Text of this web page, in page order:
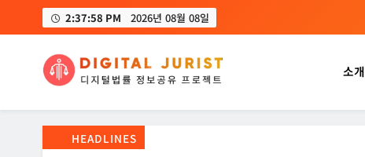
2:37:59 PM 2026년 08월 08일
디지털주리스트
소개
HEADLINES